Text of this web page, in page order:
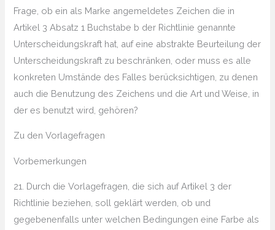
Frage, ob ein als Marke angemeldetes Zeichen die in
Artikel 3 Absatz 1 Buchstabe b der Richtlinie genannte
Unterscheidungskraft hat, auf eine abstrakte Beurteilung der
Unterscheidungskraft zu beschränken, oder muss es alle
konkreten Umstände des Falles berücksichtigen, zu denen
auch die Benutzung des Zeichens und die Art und Weise, in
der es benutzt wird, gehören?
Zu den Vorlagefragen
Vorbemerkungen
21. Durch die Vorlagefragen, die sich auf Artikel 3 der
Richtlinie beziehen, soll geklärt werden, ob und
gegebenenfalls unter welchen Bedingungen eine Farbe als